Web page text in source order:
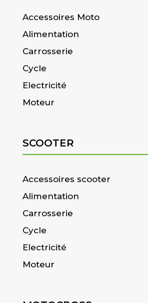
Accessoires Moto
Alimentation
Carrosserie
Cycle
Electricité
Moteur
SCOOTER
Accessoires scooter
Alimentation
Carrosserie
Cycle
Electricité
Moteur